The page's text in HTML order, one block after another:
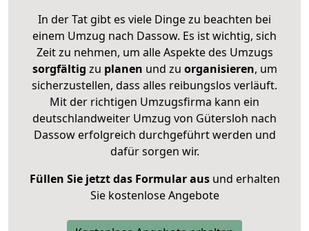
In der Tat gibt es viele Dinge zu beachten bei
einem Umzug nach Dassow. Es ist wichtig, sich
Zeit zu nehmen, um alle Aspekte des Umzugs
sorgfältig zu planen und zu organisieren, um
sicherzustellen, dass alles reibungslos verläuft.
Mit der richtigen Umzugsfirma kann ein
deutschlandweiter Umzug von Gütersloh nach
Dassow erfolgreich durchgeführt werden und
dafür sorgen wir.
Füllen Sie jetzt das Formular ausund erhalten
Sie kostenlose Angebote